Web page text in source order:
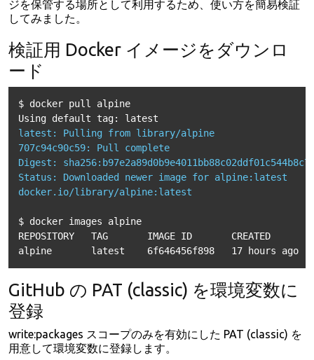
ジを保管する場所として利用するため、使い方を簡易検証
してみました。
検証用 Docker イメージをダウンロ
ード
$ docker pull alpine
latest: Pulling from library/alpine
707c94c90c59: Pull complete
Digest:
Status: Downloaded newer image for alpine:latest
docker.io/library/alpine:latest
$ docker images alpine
REPOSITORY   TAG       IMAGE ID       CREATED
GitHub の PAT (classic) を環境変数に
登録
write:packages スコープのみを有効にした PAT (classic) を
用意して環境変数に登録します。